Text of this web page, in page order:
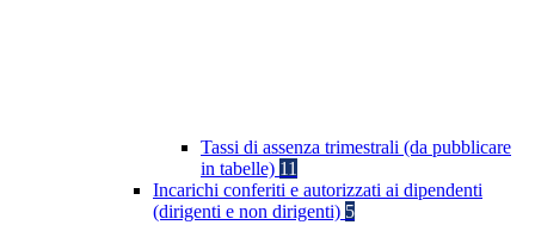
Tassi di assenza trimestrali (da pubblicare
in tabelle) 11
Incarichi conferiti e autorizzati ai dipendenti
(dirigenti e non dirigenti) 5